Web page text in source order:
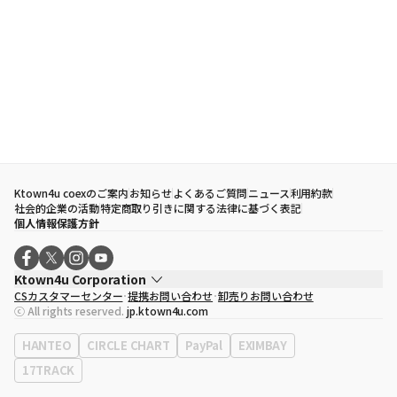
Ktown4u coexのご案内お知らせよくあるご質問ニュース利用約款
社会的企業の活動特定商取り引きに関する法律に基づく表記
個人情報保護方針
Ktown4u Corporation
代表取締役
ソン・ヒョミン
事業者登録番号120-87-71116
eContext
0120-23-7523
事務所住所
ソウル特別市江南区永東大路513、3階(三成洞、coex)
CSカスタマーセンター 提携お問い合わせ 卸売りお問い合わせ
ⓒ All rights reserved. jp.ktown4u.com
HANTEO CIRCLE CHART PayPal
EXIMBAY
17TRACK